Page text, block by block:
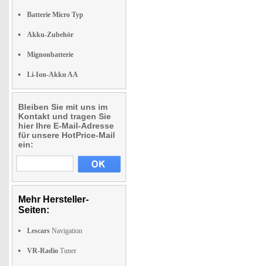
Batterie Micro Typ
Akku-Zubehör
Mignonbatterie
Li-Ion-Akku AA
Bleiben Sie mit uns im
Kontakt und tragen Sie
hier Ihre E-Mail-Adresse
für unsere HotPrice-Mail
ein:
Mehr Hersteller-
Seiten:
Lescars Navigation
VR-Radio Tuner